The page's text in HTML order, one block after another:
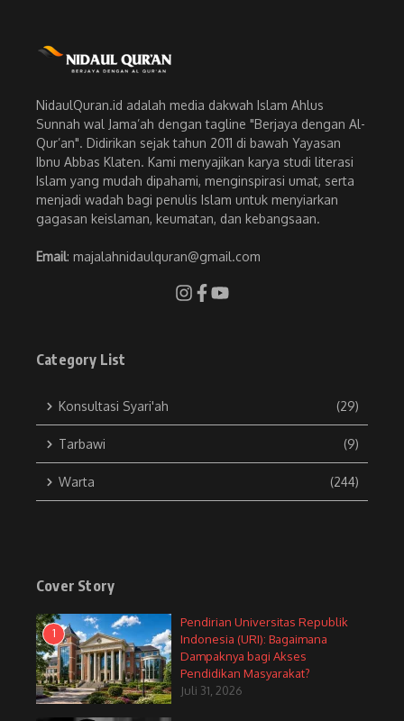
NidaulQuran.id adalah media dakwah Islam Ahlus
Sunnah wal Jama’ah dengan tagline "Berjaya dengan Al-
Qur’an". Didirikan sejak tahun 2011 di bawah Yayasan
Ibnu Abbas Klaten. Kami menyajikan karya studi literasi
Islam yang mudah dipahami, menginspirasi umat, serta
menjadi wadah bagi penulis Islam untuk menyiarkan
gagasan keislaman, keumatan, dan kebangsaan.
Email: majalahnidaulquran@gmail.com
Category List
Konsultasi Syari'ah (29)
Tarbawi (9)
Warta (244)
Cover Story
1
Pendirian Universitas Republik
Indonesia (URI): Bagaimana
Dampaknya bagi Akses
Pendidikan Masyarakat?
Juli 31, 2026